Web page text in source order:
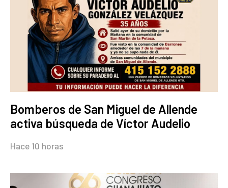
Bomberos de San Miguel de Allende
activa búsqueda de Víctor Audelio
Hace 10 horas